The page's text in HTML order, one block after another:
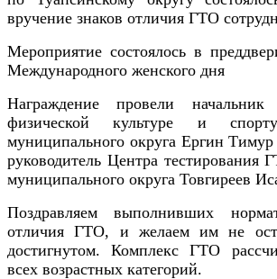
вручение знаков отличия ГТО
Мероприятие состоялось в
Международного женского дня
Награждение провели
физической культуре и
муниципального округа Ергин
руководитель Центра тестирования
муниципального округа Товгиреев
Поздравляем выполнивших
отличия ГТО, и желаем им не
достигнутом. Комплекс ГТО
всех возрастных категорий.